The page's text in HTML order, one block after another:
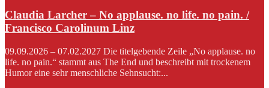
Claudia Larcher – No applause. no life. no pain. /
Francisco Carolinum Linz
09.09.2026 – 07.02.2027 Die titelgebende Zeile „No applause. no
life. no pain.“ stammt aus The End und beschreibt mit trockenem
Humor eine sehr menschliche Sehnsucht:...